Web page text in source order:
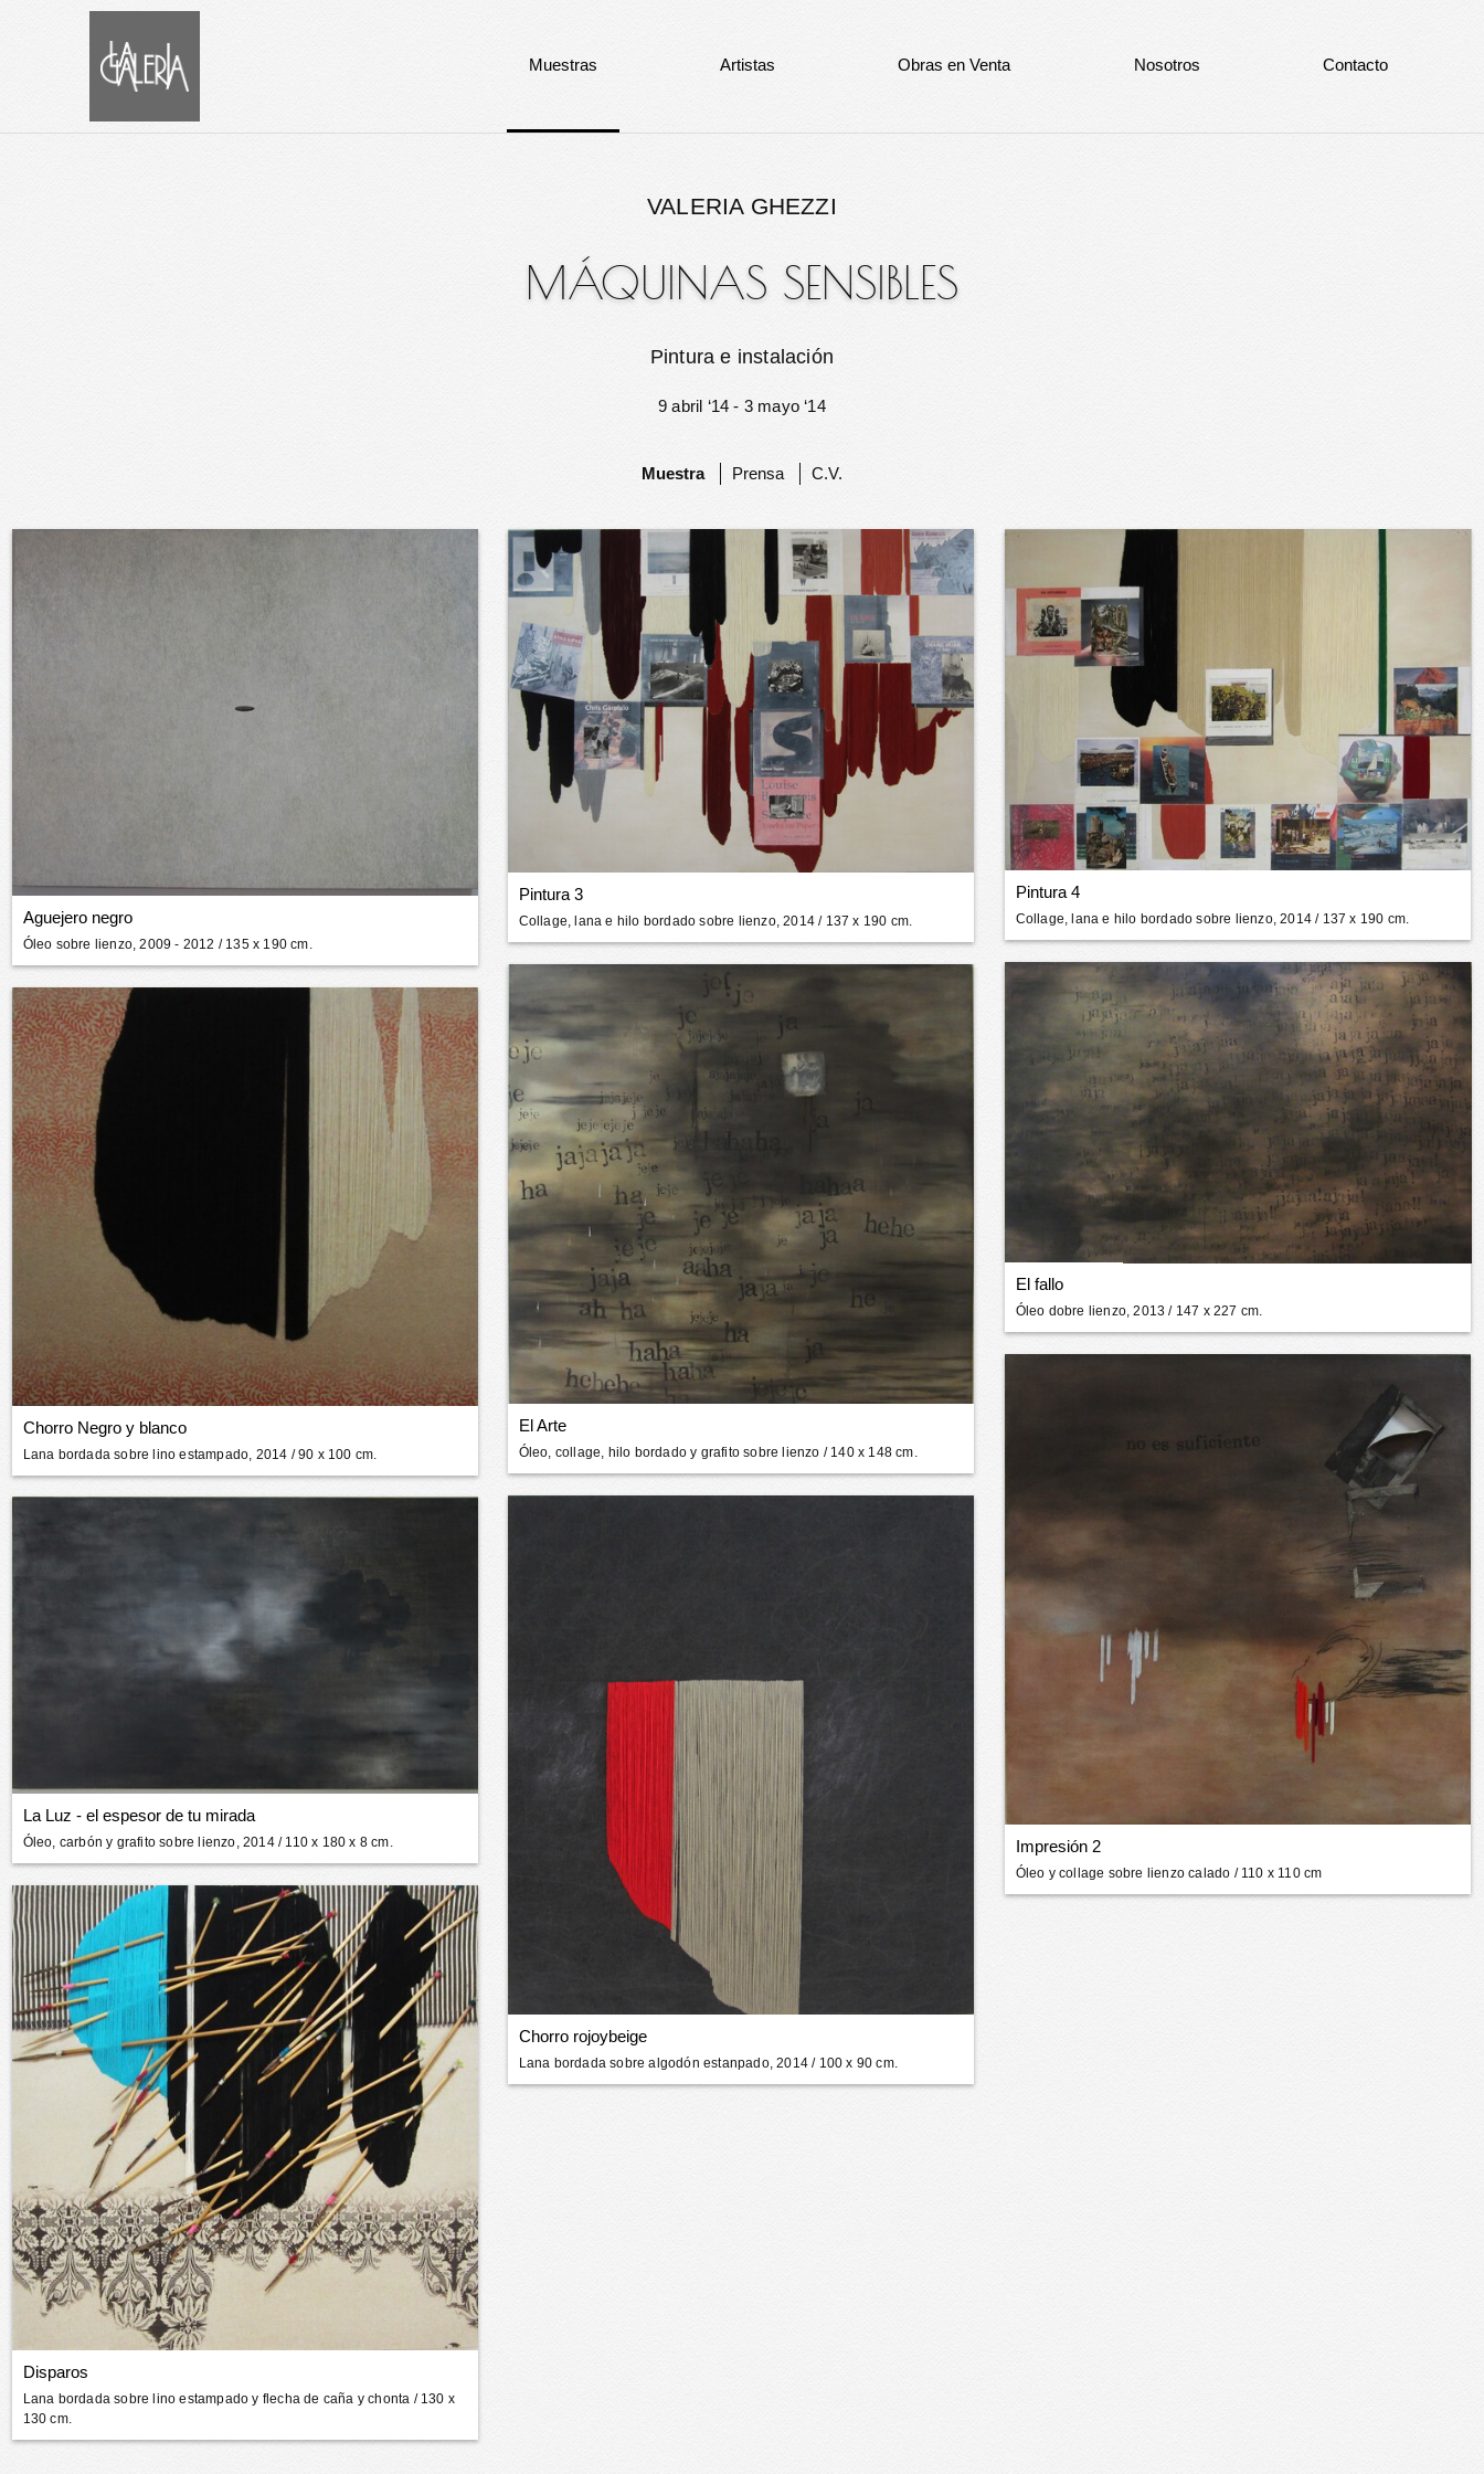
Muestras Artistas Obras en Venta Nosotros Contacto
VALERIA GHEZZI
MÁQUINAS SENSIBLES
Pintura e instalación
9 abril ‘14 - 3 mayo ‘14
Muestra Prensa C.V.
Aguejero negro
Óleo sobre lienzo, 2009 - 2012 / 135 x 190 cm.
Pintura 3
Collage, lana e hilo bordado sobre lienzo, 2014/ 137 x 190 cm.
Pintura 4
Collage, lana e hilo bordado sobre lienzo, 2014/ 137 x 190 cm.
El fallo
Óleo dobre lienzo, 2013 / 147 x 227 cm.
El Arte
Óleo, collage, hilo bordado y grafito sobre lienzo / 140 x 148 cm.
Chorro Negro y blanco
Lana bordada sobre lino estampado, 2014 / 90 x 100 cm.
Impresión 2
Óleo y collage sobre lienzo calado / 110 x 110 cm
Chorro rojoybeige
Lana bordada sobre algodón estanpado, 2014/ 100 x 90 cm.
La Luz - el espesor de tu mirada
Óleo, carbón y grafito sobre lienzo, 2014/ 110 x 180 x 8 cm.
Disparos
Lana bordada sobre lino estampado y flecha de caña y chonta / 130 x
130 cm.